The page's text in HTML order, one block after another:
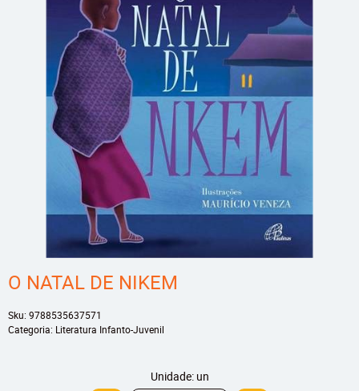
O NATAL DE NIKEM
Sku: 9788535637571
Categoria: Literatura Infanto-Juvenil
Unidade: un